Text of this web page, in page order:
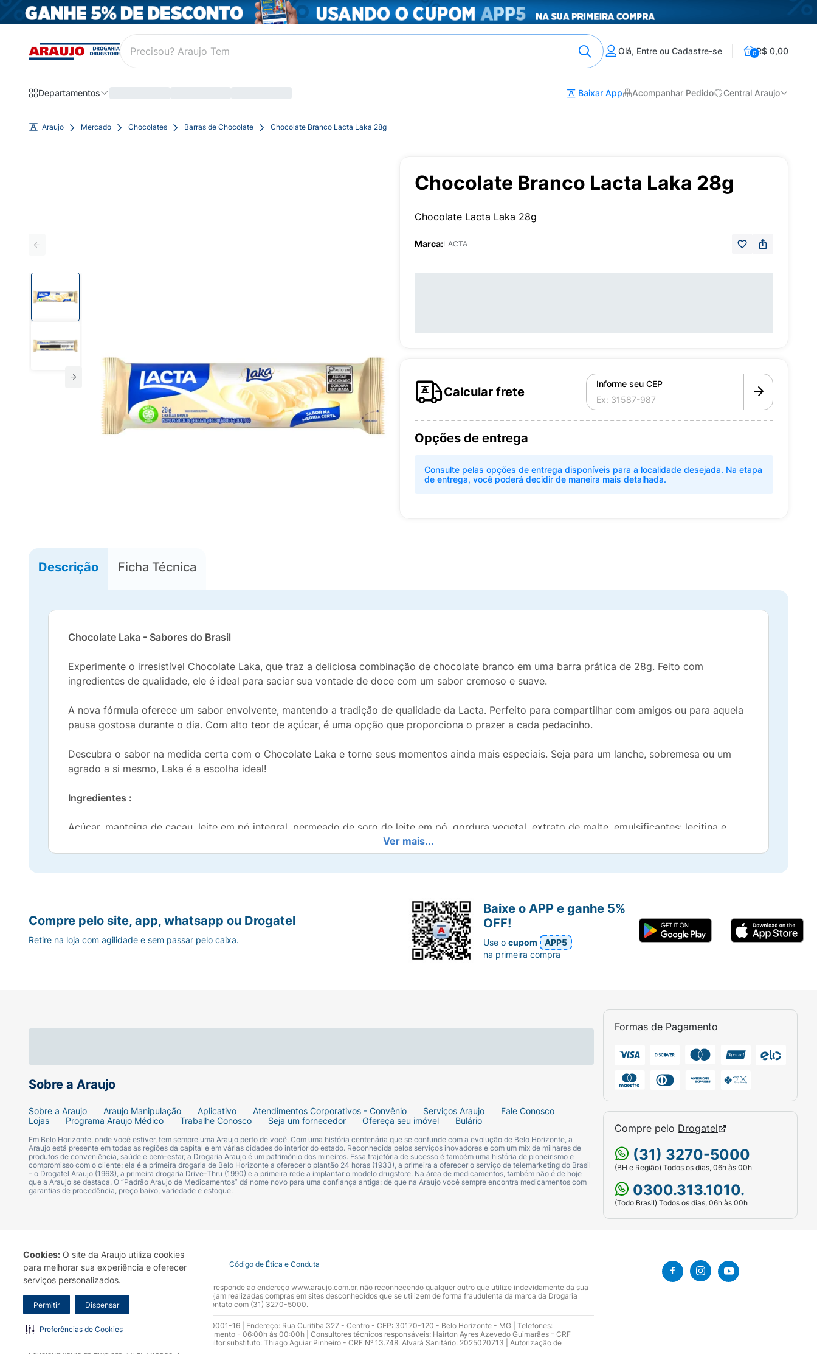
Cookies: O site da Araujo utiliza cookies
para melhorar sua experiência e oferecer
serviços personalizados.
Permitir Dispensar
Preferências de Cookies
Olá, Entre ou Cadastre-se 0R$ 0,00
Departamentos Baixar App Acompanhar Pedido Central Araujo
Araujo Mercado Chocolates Barras de Chocolate Chocolate Branco Lacta Laka 28g
Chocolate Branco Lacta Laka 28g
Chocolate Lacta Laka 28g
Marca:LACTA
Calcular frete
Informe seu CEP
Opções de entrega
Consulte pelas opções de entrega disponíveis para a localidade desejada. Na etapa
de entrega, você poderá decidir de maneira mais detalhada.
Descrição Ficha Técnica
Chocolate Laka - Sabores do Brasil
Experimente o irresistível Chocolate Laka, que traz a deliciosa combinação de chocolate branco em uma barra prática de 28g. Feito com
ingredientes de qualidade, ele é ideal para saciar sua vontade de doce com um sabor cremoso e suave.
A nova fórmula oferece um sabor envolvente, mantendo a tradição de qualidade da Lacta. Perfeito para compartilhar com amigos ou para aquela
pausa gostosa durante o dia. Com alto teor de açúcar, é uma opção que proporciona o prazer a cada pedacinho.
Descubra o sabor na medida certa com o Chocolate Laka e torne seus momentos ainda mais especiais. Seja para um lanche, sobremesa ou um
agrado a si mesmo, Laka é a escolha ideal!
Ingredientes :
Açúcar, manteiga de cacau, leite em pó integral, permeado de soro de leite em pó, gordura vegetal, extrato de malte, emulsificantes: lecitina e
Alérgicos:
Contém
Pode Conter
Contém Amendoim :
Pode Conter
Contém Aveia :
Contém Avelã :
Pode Conter
Contém Castanha-de-Caju :
Ver mais...
Sobre a Araujo
Sobre a Araujo Araujo Manipulação Aplicativo Atendimentos Corporativos - Convênio Serviços Araujo
Fale Conosco
Lojas
Programa Araujo Médico Trabalhe Conosco Seja um fornecedor Ofereça seu imóvel Bulário
Em Belo Horizonte, onde você estiver, tem sempre uma Araujo perto de você. Com uma história centenária que se confunde com a evolução de Belo Horizonte, a
Araujo está presente em todas as regiões da capital e em várias cidades do interior do estado. Reconhecida pelos serviços inovadores e com um mix de milhares de
produtos de conveniência, saúde e bem-estar, a Drogaria Araujo é um patrimônio dos mineiros. Essa trajetória de sucesso é também uma história de pioneirismo e
compromisso com o cliente: ela é a primeira drogaria de Belo Horizonte a oferecer o plantão 24 horas (1933), a primeira a oferecer o serviço de telemarketing do Brasil
– o Drogatel Araujo (1963), a primeira drogaria Drive-Thru (1990) e a primeira rede a implantar o modelo drugstore. Na área de medicamentos, também não é de hoje
que a Araujo se destaca. O “Padrão Araujo de Medicamentos” dá nome novo para uma confiança antiga: de que na Araujo você sempre encontra medicamentos com
garantias de procedência, preço baixo, variedade e estoque.
Formas de Pagamento
Compre pelo Drogatel
(31) 3270-5000
(BH e Região) Todos os dias, 06h às 00h
0300.313.1010.
(Todo Brasil) Todos os dias, 06h às 00h
Compre pelo site, app, whatsapp ou Drogatel
Retire na loja com agilidade e sem passar pelo caixa.
Baixe o APP e ganhe 5%
OFF!
Use ocupom
APP5
na primeira compra
Termo de Uso Portal da Privacidade Covid-19 Código de Ética e Conduta
A Drogaria Araujo S/A informa que o seu site oficial corresponde ao endereço www.araujo.com.br, não reconhecendo qualquer outro que utilize indevidamente da sua
marca. Para sua segurança recomendamos que não sejam realizadas compras em sites desconhecidos que se utilizem de forma fraudulenta da marca da Drogaria
Araujo S.A. Em caso de dúvidas, gentileza entrar em contato com (31) 3270-5000.
Razão Social: Drogaria Araujo S.A | CNPJ: 17.256.512.0001-16 | Endereço: Rua Curitiba 327 - Centro - CEP: 30170-120 - Belo Horizonte - MG | Telefones:
0300.313.1010 e (31) 3270-5000 Horário de funcionamento - 06:00h às 00:00h | Consultores técnicos responsáveis: Hairton Ayres Azevedo Guimarães – CRF
10.965 | Yasmin Silva Alvarenga – CRF 52.584 - Consultor substituto: Thiago Aguiar Pinheiro - CRF Nº 13.748. Alvará Sanitário: 2025020713 | Autorização de
Funcionamento da Empresa (AFE): 7.16355-1